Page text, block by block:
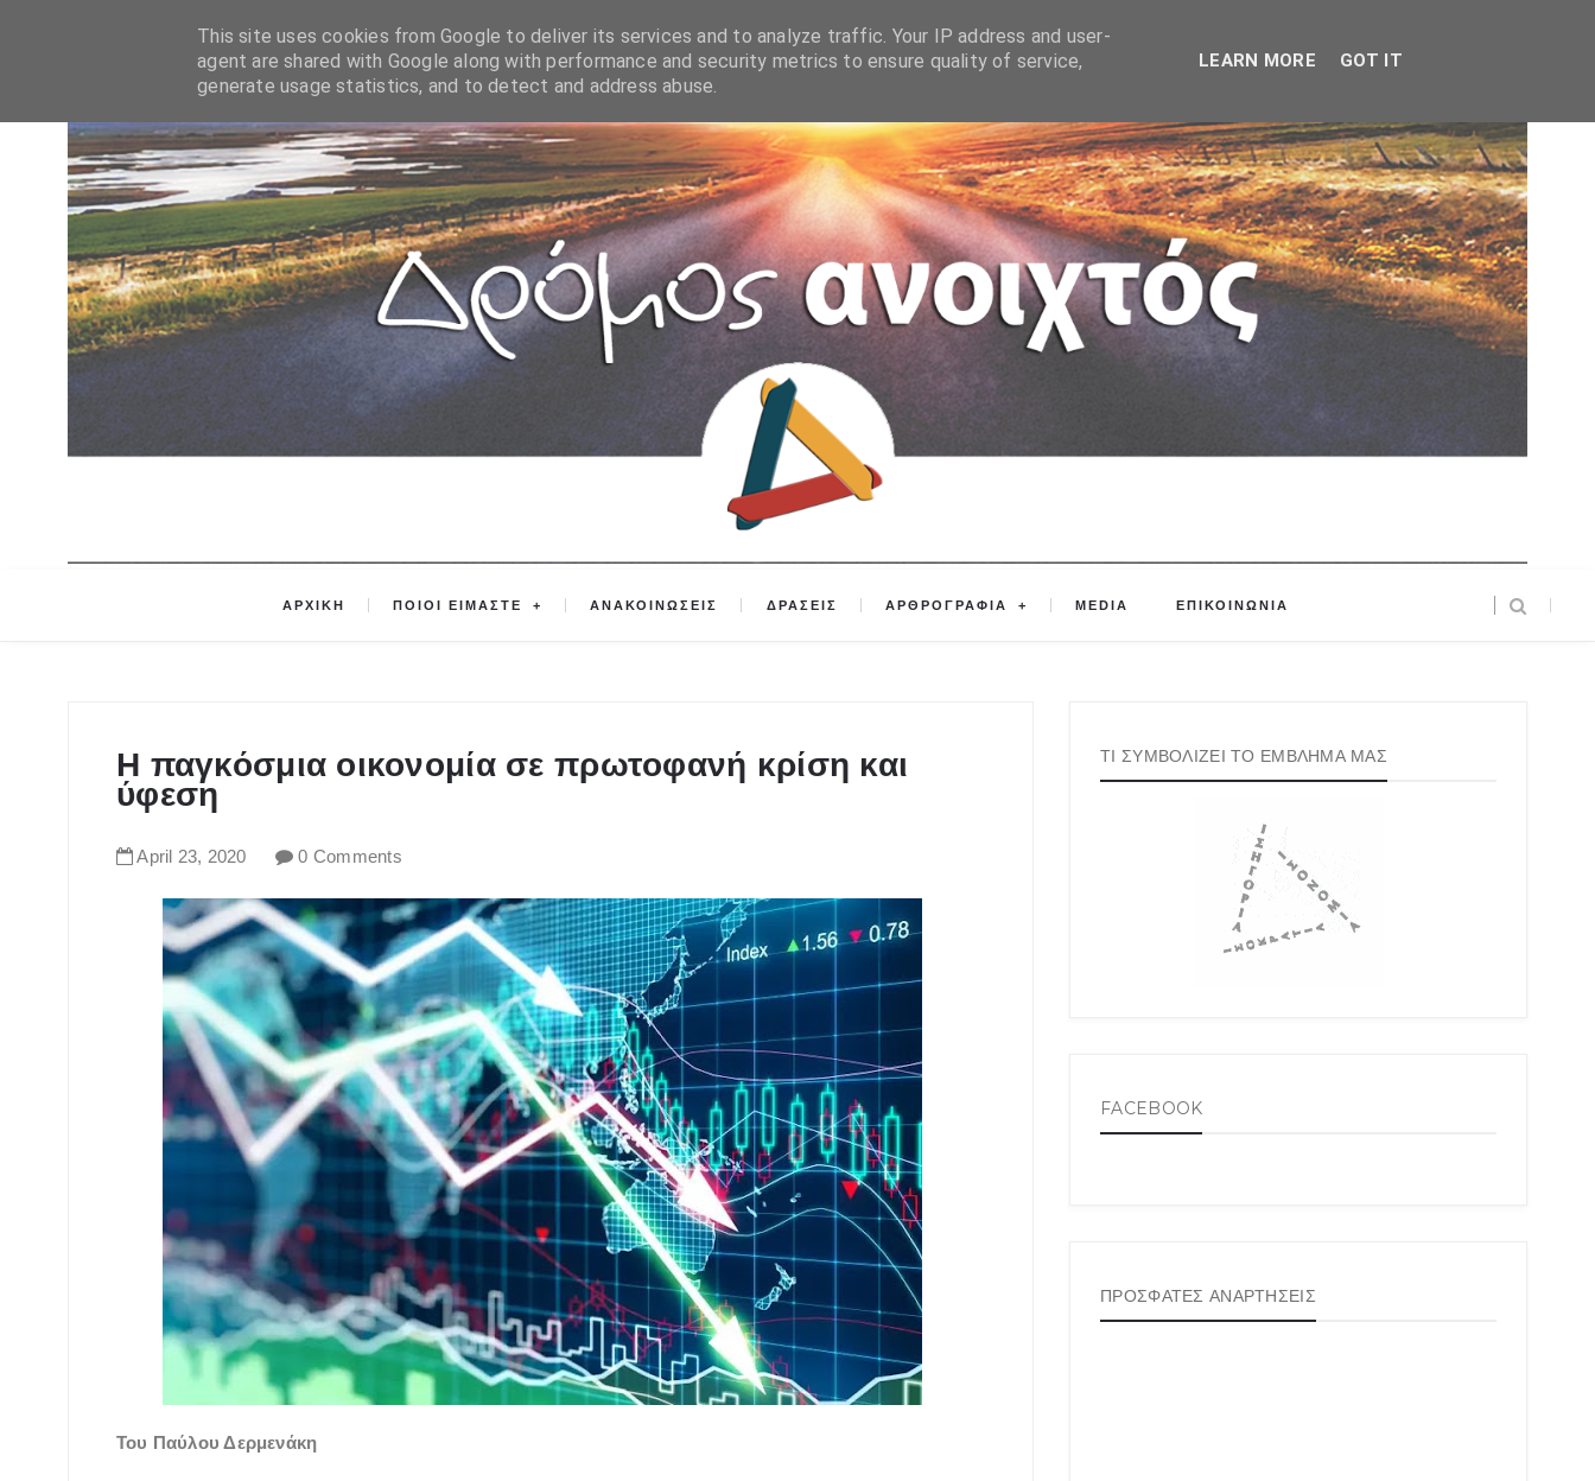
ΑΡΧΙΚΗ ΠΟΙΟΙ ΕΙΜΑΣΤΕ ΑΝΑΚΟΙΝΩΣΕΙΣ ΔΡΑΣΕΙΣ ΑΡΘΡΟΓΡΑΦΙΑ MEDIA ΕΠΙΚΟΙΝΩΝΙΑ
Η παγκόσμια οικονομία σε πρωτοφανή κρίση και
ύφεση
April 23, 2020 0 Comments
Του Παύλου Δερμενάκη
ΤΙ ΣΥΜΒΟΛΙΖΕΙ ΤΟ ΕΜΒΛΗΜΑ ΜΑΣ
FACEBOOK
ΠΡΟΣΦΑΤΕΣ ΑΝΑΡΤΗΣΕΙΣ
This site uses cookies from Google to deliver its services and to analyze traffic. Your IP address and user-
agent are shared with Google along with performance and security metrics to ensure quality of service,
generate usage statistics, and to detect and address abuse.
LEARN MORE GOT IT